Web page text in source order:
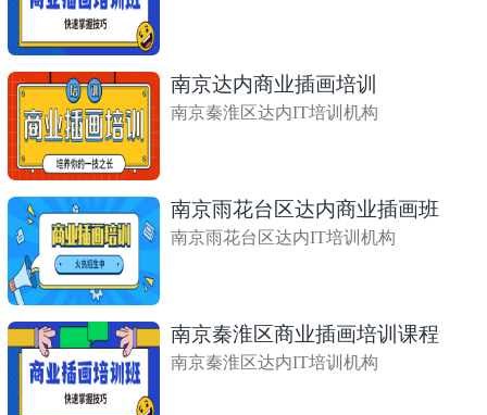
南京达内商业插画培训
南京秦淮区达内IT培训机构
南京雨花台区达内商业插画班
南京雨花台区达内IT培训机构
南京秦淮区商业插画培训课程
南京秦淮区达内IT培训机构